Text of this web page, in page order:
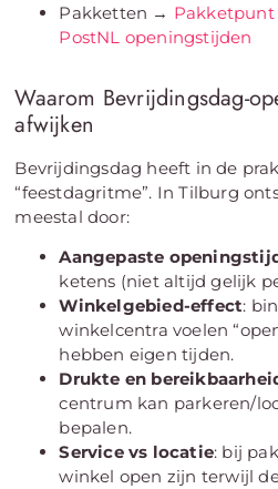
Pakketten →
PostNL openingstijden
Waarom Bevrijdingsdag-
afwijken
Bevrijdingsdag heeft in de
“feestdagritme”. In Tilburg
meestal door:
Aangepaste
ketens (niet altijd gelijk
Winkelgebied-effect:
winkelcentra voelen
hebben eigen tijden.
Drukte en
centrum kan parkeren/
bepalen.
Service vs locatie: bij
winkel open zijn terwijl